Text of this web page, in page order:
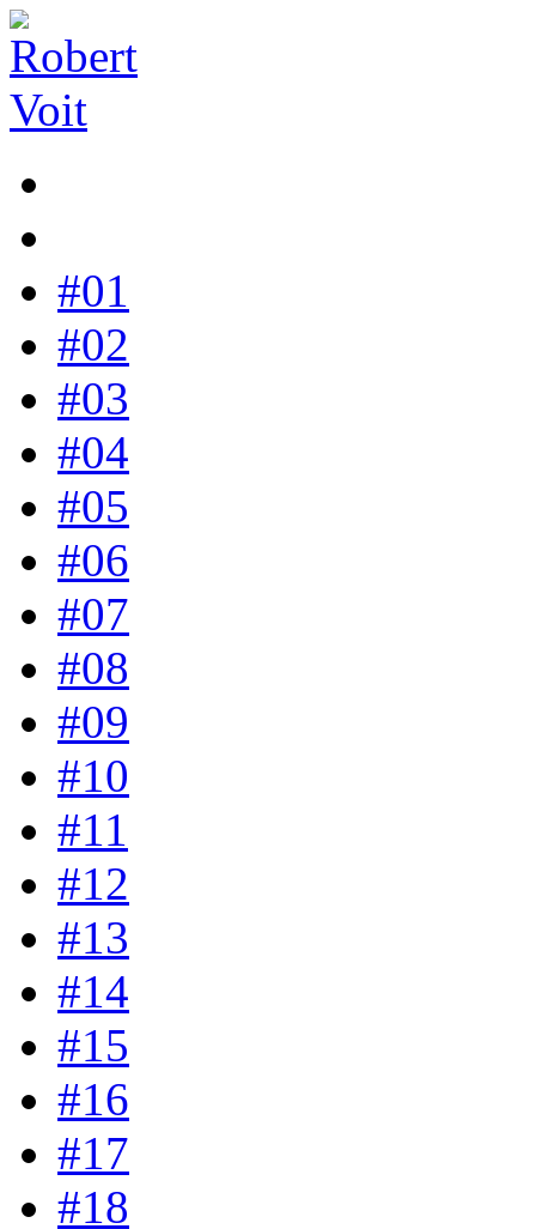
#01
#02
#03
#04
#05
#06
#07
#08
#09
#10
#11
#12
#13
#14
#15
#16
#17
#18